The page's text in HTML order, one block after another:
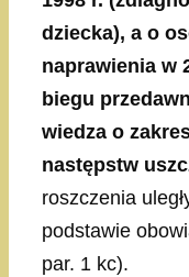
dziecka), a o
naprawienia w
biegu
wiedza o
następstw
roszczenia
podstawie
par. 1 kc).